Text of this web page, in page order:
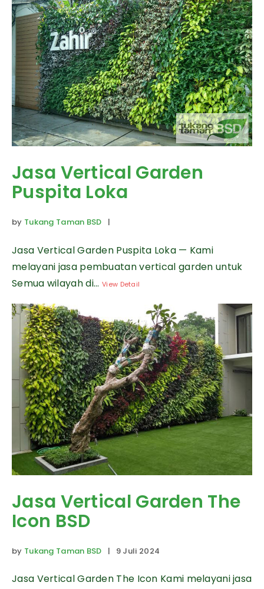
Jasa Vertical Garden
Puspita Loka
by Tukang Taman BSD |
Jasa Vertical Garden Puspita Loka — Kami
melayani jasa pembuatan vertical garden untuk
Semua wilayah di...View Detail
Jasa Vertical Garden The
Icon BSD
by Tukang Taman BSD | 9 Juli 2024
Jasa Vertical Garden The Icon Kami melayani jasa